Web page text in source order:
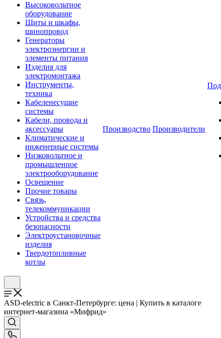
Высоковольтное
оборудование
Щиты и шкафы,
шинопровод
Генераторы
электроэнергии и
элементы питания
Изделия для
электромонтажа
Инструменты,
техника
Кабеленесущие
системы
Кабели, провода и
аксессуары
Климатические и
инженерные системы
Низковольтное и
промышленное
электрооборудование
Освещение
Прочие товары
Связь,
телекоммуникации
Устройства и средства
безопасности
Электроустановочные
изделия
Твердотопливные
котлы
Производство Производители
ASD-electric в Санкт-Петербурге: цена | Купить в каталоге
интернет-магазина «Мифрид»